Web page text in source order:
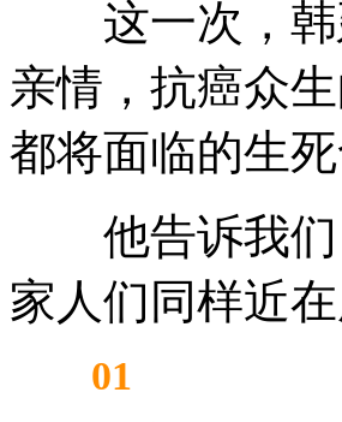
这一次，韩
亲情，抗癌众
都将面临的生死
他告诉我们
家人们同样近在
01